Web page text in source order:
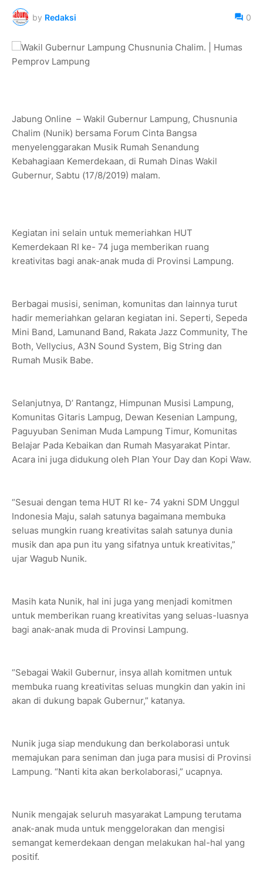
by Redaksi 0
Wakil Gubernur Lampung Chusnunia Chalim. | Humas
Pemprov Lampung
Jabung Online – Wakil Gubernur Lampung, Chusnunia
Chalim (Nunik) bersama Forum Cinta Bangsa
menyelenggarakan Musik Rumah Senandung
Kebahagiaan Kemerdekaan, di Rumah Dinas Wakil
Gubernur, Sabtu (17/8/2019) malam.
Kegiatan ini selain untuk memeriahkan HUT
Kemerdekaan RI ke- 74 juga memberikan ruang
kreativitas bagi anak-anak muda di Provinsi Lampung.
Berbagai musisi, seniman, komunitas dan lainnya turut
hadir memeriahkan gelaran kegiatan ini. Seperti, Sepeda
Mini Band, Lamunand Band, Rakata Jazz Community, The
Both, Vellycius, A3N Sound System, Big String dan
Rumah Musik Babe.
Selanjutnya, D’ Rantangz, Himpunan Musisi Lampung,
Komunitas Gitaris Lampug, Dewan Kesenian Lampung,
Paguyuban Seniman Muda Lampung Timur, Komunitas
Belajar Pada Kebaikan dan Rumah Masyarakat Pintar.
Acara ini juga didukung oleh Plan Your Day dan Kopi Waw.
“Sesuai dengan tema HUT RI ke- 74 yakni SDM Unggul
Indonesia Maju, salah satunya bagaimana membuka
seluas mungkin ruang kreativitas salah satunya dunia
musik dan apa pun itu yang sifatnya untuk kreativitas,”
ujar Wagub Nunik.
Masih kata Nunik, hal ini juga yang menjadi komitmen
untuk memberikan ruang kreativitas yang seluas-luasnya
bagi anak-anak muda di Provinsi Lampung.
“Sebagai Wakil Gubernur, insya allah komitmen untuk
membuka ruang kreativitas seluas mungkin dan yakin ini
akan di dukung bapak Gubernur,” katanya.
Nunik juga siap mendukung dan berkolaborasi untuk
memajukan para seniman dan juga para musisi di Provinsi
Lampung. “Nanti kita akan berkolaborasi,” ucapnya.
Nunik mengajak seluruh masyarakat Lampung terutama
anak-anak muda untuk menggelorakan dan mengisi
semangat kemerdekaan dengan melakukan hal-hal yang
positif.